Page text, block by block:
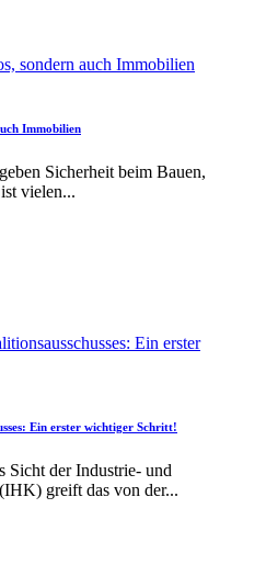
Immobilien
Sicherheit beim Bauen,
vielen...
Ein erster wichtiger Schritt!
der Industrie- und
greift das von der...